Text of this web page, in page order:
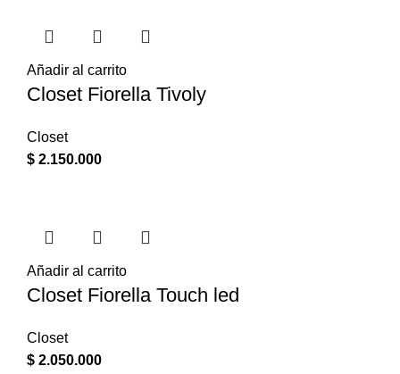
Añadir al carrito
Closet Fiorella Tivoly
Closet
$ 2.150.000
Añadir al carrito
Closet Fiorella Touch led
Closet
$ 2.050.000